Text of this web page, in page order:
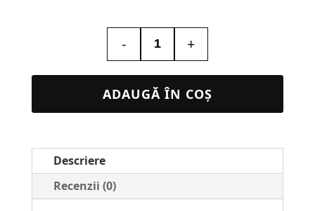
-
Cantitate
Led
Hochei
+
ADAUGĂ ÎN COȘ
Descriere
Recenzii (0)